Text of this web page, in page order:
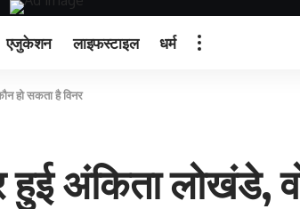
एजुकेशन लाइफस्टाइल धर्म
हो सकता है विनर
अंकिता लोखंडे,